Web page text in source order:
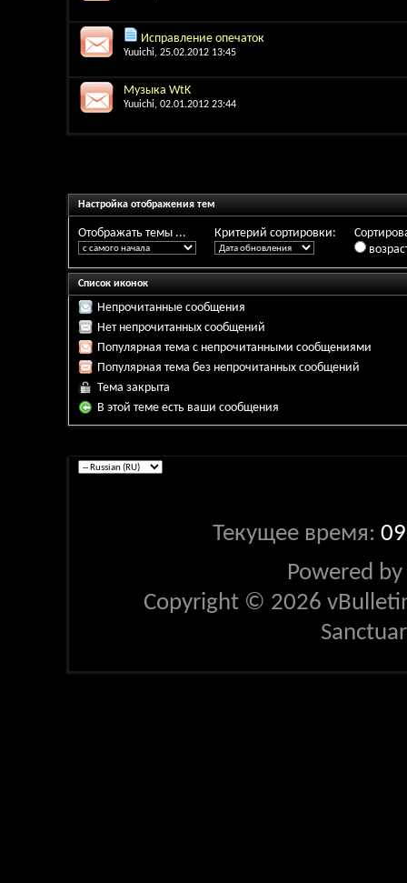
Исправление опечаток
Yuuichi, 25.02.2012 13:45
Музыка WtK
Yuuichi, 02.01.2012 23:44
Настройка отображения тем
Отображать темы ... Критерий сортировки:
Список иконок
Непрочитанные сообщения
Нет непрочитанных сообщений
Популярная тема с непрочитанными сообщениями
Популярная тема без непрочитанных сообщений
Тема закрыта
В этой теме есть ваши сообщения
Текущее время:
Powered by
Copyright © 2026